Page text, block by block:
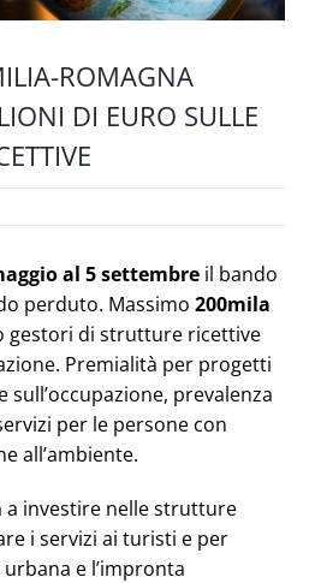
ROMAGNA
DI EURO SULLE
al 5 settembre il bando
perduto. Massimo 200mila
gestori di strutture ricettive
Premialità per progetti
prevalenza
per le persone con
all’ambiente.
a investire nelle strutture
i servizi ai turisti e per
e l’impronta